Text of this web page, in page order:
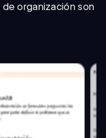
organización son